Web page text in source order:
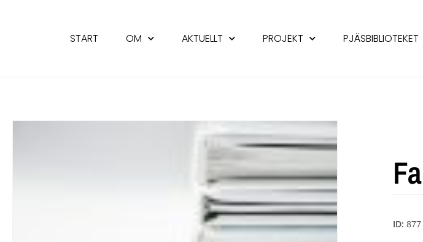
START OM AKTUELLT PROJEKT PJÄSBIBLIOTEKET
ID: 877